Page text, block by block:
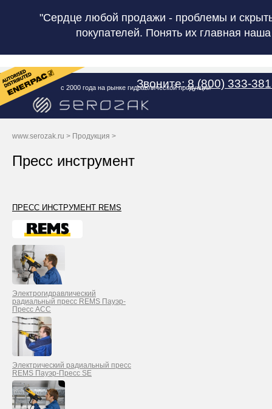
"Сердце любой продажи - проблемы и
покупателей. Понять их главная
с 2000 года на рынке гидравлической продукции
Звоните:8 (800) 333-
www.serozak.ru > Продукция >
Пресс инструмент
ПРЕСС ИНСТРУМЕНТ REMS
Электрогидравлический
радиальный пресс REMS Пауэр-
Пресс ACC
Электрический радиальный пресс
REMS Пауэр-Пресс SE